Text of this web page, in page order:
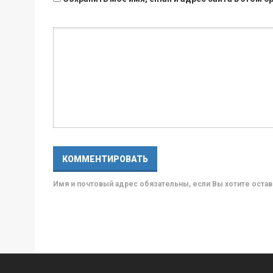
Имя и почтовый адрес обязательны, если Вы хотите